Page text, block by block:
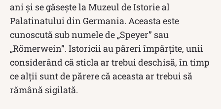
ani și se găsește la Muzeul de Istorie al
Palatinatului din Germania. Aceasta este
cunoscută sub numele de „Speyer” sau
„Römerwein”. Istoricii au păreri împărțite, unii
considerând că sticla ar trebui deschisă, în timp
ce alții sunt de părere că aceasta ar trebui să
rămână sigilată.